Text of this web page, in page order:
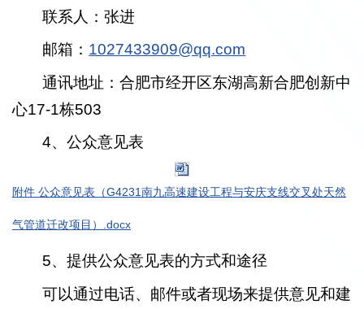
联系人：张进
邮箱： 1027433909@qq.com
通讯地址：合肥市经开区东湖高新合肥创新中
心17-1栋503
4、公众意见表
附件 公众意见表（G4231南九高速建设工程与安庆支线交叉处天然
气管道迁改项目）.docx
5、提供公众意见表的方式和途径
可以通过电话、邮件或者现场来提供意见和建